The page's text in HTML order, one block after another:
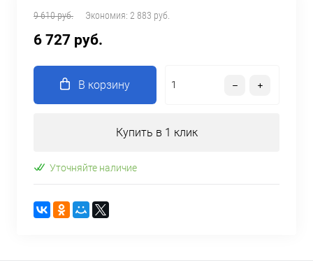
9 610 руб. Экономия: 2 883 руб.
6 727 руб.
В корзину
Купить в 1 клик
Уточняйте наличие